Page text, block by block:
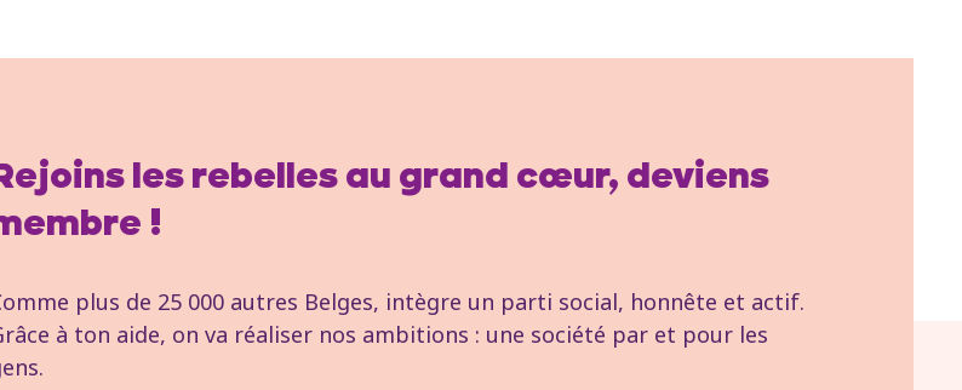
les rebelles au grand cœur, deviens
!
plus de 25 000 autres Belges, intègre un parti social, honnête et actif.
à ton aide, on va réaliser nos ambitions : une société par et pour les